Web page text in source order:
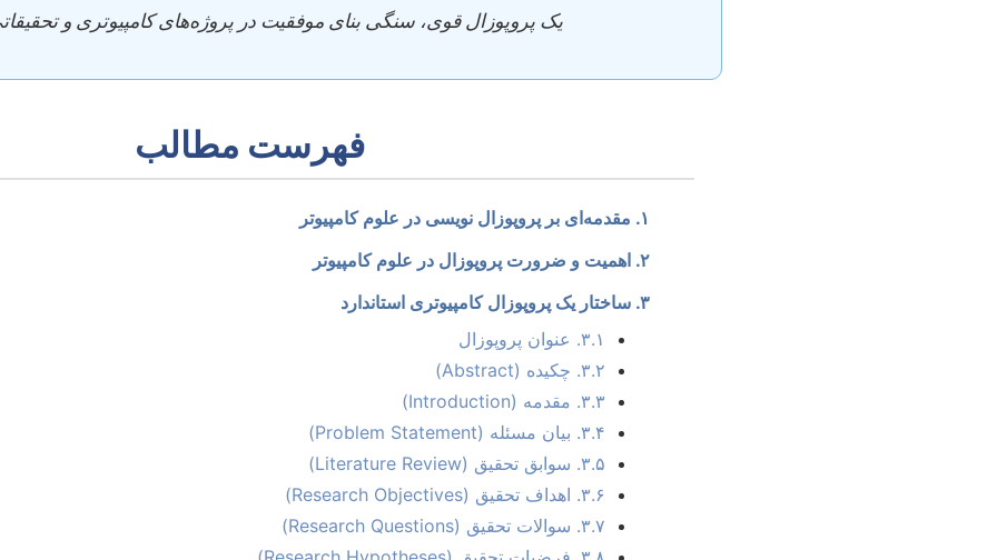
یک پروپوزال قوی، سنگی بنای موفقیت در پروژه‌های کامپیوتری و
فهرست مطالب
۱. مقدمه‌ای بر پروپوزال نویسی در علوم کامپیوتر
۲. اهمیت و ضرورت پروپوزال در علوم کامپیوتر
۳. ساختار یک پروپوزال کامپیوتری استاندارد
۳.۱. عنوان پروپوزال
۳.۲. چکیده (Abstract)
۳.۳. مقدمه (Introduction)
۳.۴. بیان مسئله (Problem Statement)
۳.۵. سوابق تحقیق (Literature Review)
۳.۶. اهداف تحقیق (Research Objectives)
۳.۷. سوالات تحقیق (Research Questions)